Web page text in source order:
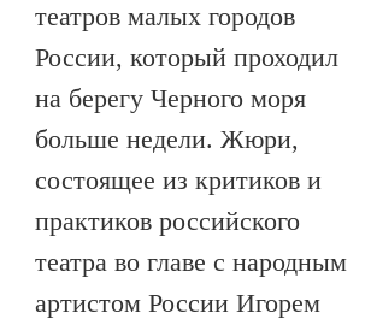
театров малых городов
России, который проходил
на берегу Черного моря
больше недели. Жюри,
состоящее из критиков и
практиков российского
театра во главе с народным
артистом России Игорем